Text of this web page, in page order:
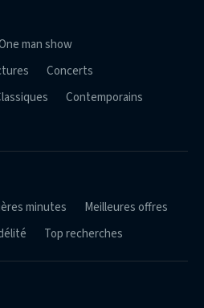
man show
Concerts
Contemporains
minutes
Meilleures offres
Top recherches